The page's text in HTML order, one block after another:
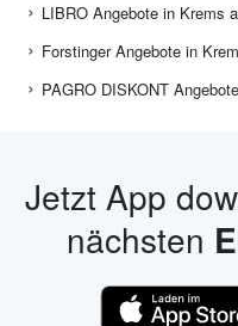
LIBRO Angebote in Krems
Forstinger Angebote in
PAGRO DISKONT
Jetzt App
nächsten